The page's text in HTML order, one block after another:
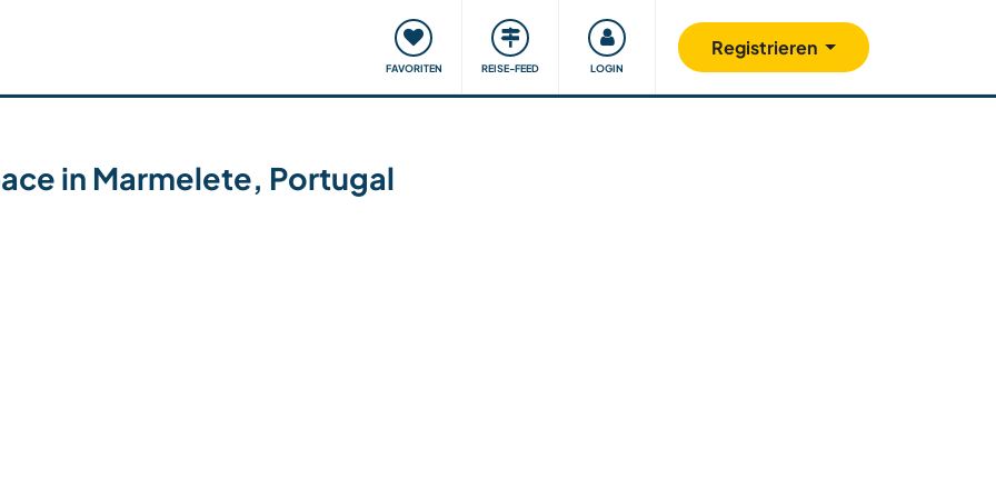
FAVORITEN REISE-FEED LOGIN
Registrieren
Reisen & Lernen Unsere Community Gutes tun
in Marmelete, Portugal